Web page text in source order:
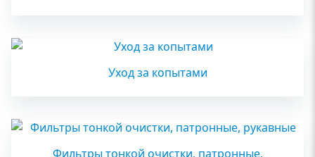
Уход за копытами
Фильтры тонкой очистки, патронные,